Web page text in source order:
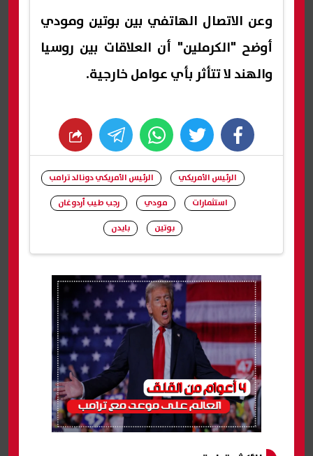
وعن الاتصال الهاتفي بين بوتين ومودي
أوضح "الكرملين" أن العلاقات بين روسيا
والهند لا تتأثر بأي عوامل خارجية.
facebook
twitter
whats
الرئيس الأمريكي
الرئيس الأمريكي دونالد ترامب
استثمارات
مودي
رجب طيب أردوغان
بوتين
بايدن